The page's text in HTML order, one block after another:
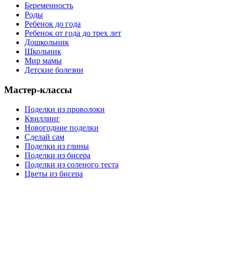
Беременность
Роды
Ребенок до года
Ребенок от года до трех лет
Дошкольник
Школьник
Мир мамы
Детские болезни
Мастер-классы
Поделки из проволоки
Квиллинг
Новогодние поделки
Сделай сам
Поделки из глины
Поделки из бисера
Поделки из соленого теста
Цветы из бисера